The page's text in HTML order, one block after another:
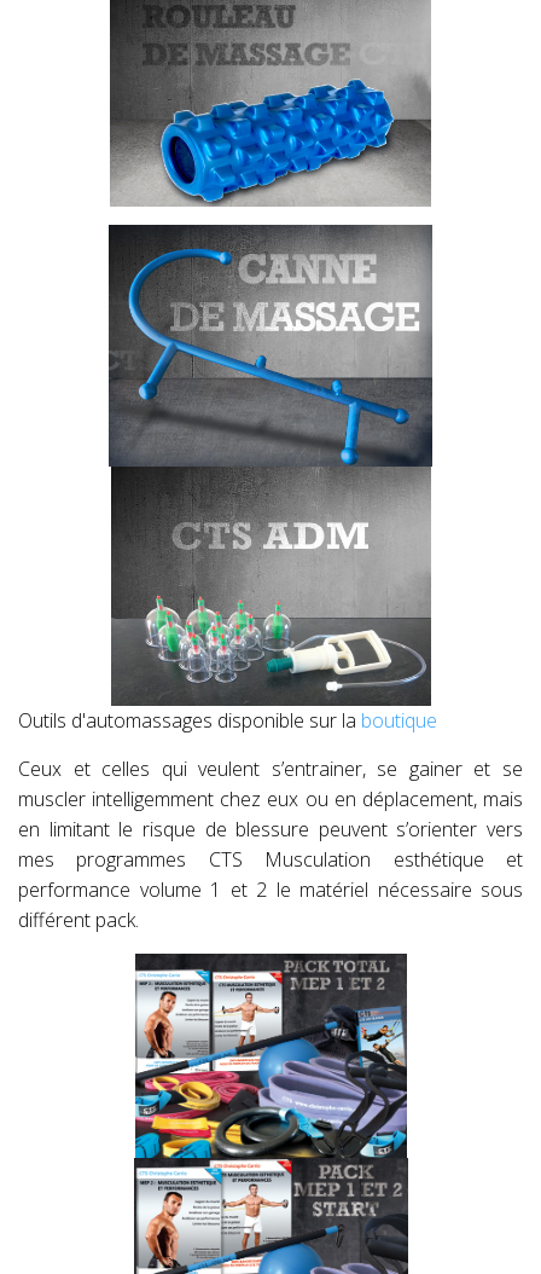
Outils d'automassages disponible sur la boutique
Ceux et celles qui veulent s’entrainer, se gainer et se
muscler intelligemment chez eux ou en déplacement, mais
en limitant le risque de blessure peuvent s’orienter vers
mes programmes CTS Musculation esthétique et
performance volume 1 et 2 le matériel nécessaire sous
différent pack.